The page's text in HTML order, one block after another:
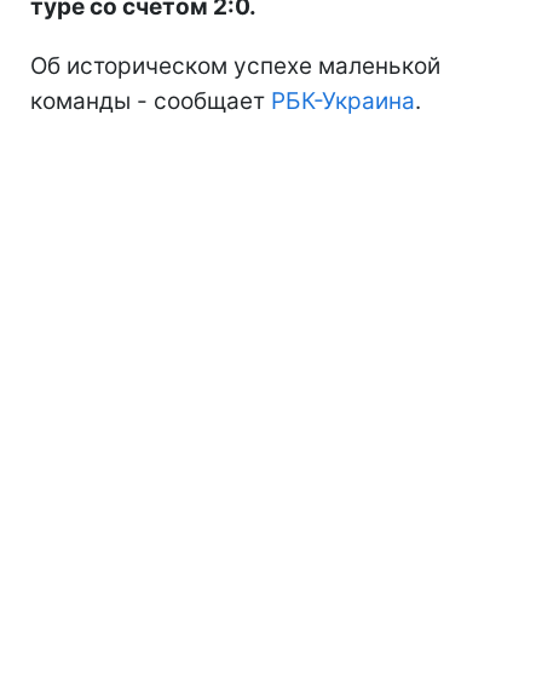
туре со счетом 2:0.
Об историческом успехе маленькой
команды - сообщает РБК-Украина.